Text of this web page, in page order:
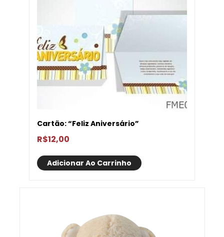
Cartão: “Feliz Aniversário”
R$12,00
Adicionar Ao Carrinho